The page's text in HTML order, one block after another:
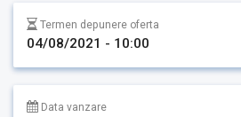
Termen depunere oferta
04/08/2021 - 10:00
Data vanzare